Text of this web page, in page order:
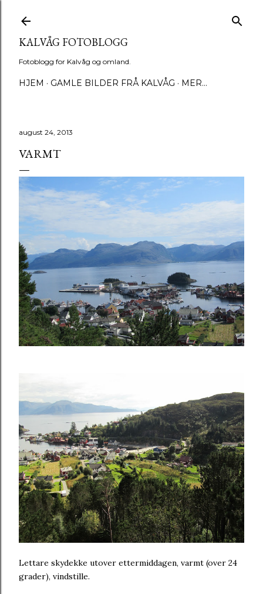
KALVÅG FOTOBLOGG
Fotoblogg for Kalvåg og omland.
HJEM GAMLE BILDER FRÅ KALVÅG MER…
august 24, 2013
VARMT
Lettare skydekke utover ettermiddagen, varmt (over 24
grader), vindstille.